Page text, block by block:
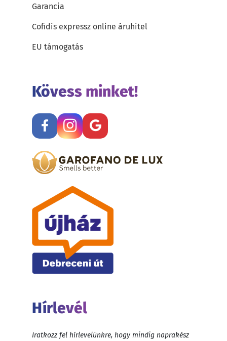
Garancia
Cofidis expressz online áruhitel
EU támogatás
Kövess minket!
Hírlevél
Iratkozz fel hírlevelünkre, hogy mindig naprakész